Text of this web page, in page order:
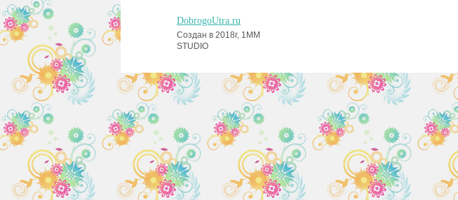
DobrogoUtra.ru
Создан в 2018г, 1MM
STUDIO